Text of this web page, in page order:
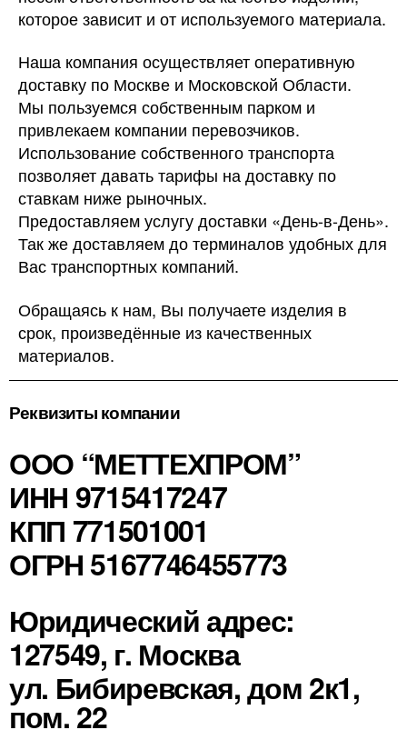
которое зависит и от используемого материала.
Наша компания осуществляет оперативную
доставку по Москве и Московской Области.
Мы пользуемся собственным парком и
привлекаем компании перевозчиков.
Использование собственного транспорта
позволяет давать тарифы на доставку по
ставкам ниже рыночных.
Предоставляем услугу доставки «День-в-День».
Так же доставляем до терминалов удобных для
Вас транспортных компаний.
Обращаясь к нам, Вы получаете изделия в
срок, произведённые из качественных
материалов.
Реквизиты компании
ООО “МЕТТЕХПРОМ”
ИНН 9715417247
КПП 771501001
ОГРН 5167746455773
Юридический адрес:
127549, г. Москва
ул. Бибиревская, дом 2к1,
пом. 22